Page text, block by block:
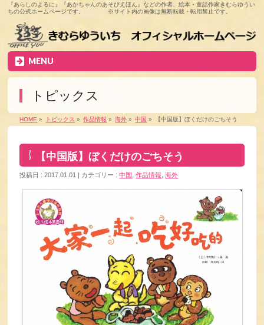
『あらしのよるに』『あかちゃんのあそびえほん』などの作者、絵本・童話作家きむらゆうい
ちの公式ホームページです。 ※サイト内の画像は無断転載・転用禁止です。
MENU
トピックス
HOME » トピックス » 作品情報 » 海外 » 中国 » 【中国版】ぼくだけのごちそう
【中国版】ぼくだけのごちそう
投稿日 : 2017.01.01 カテゴリー :中国 ,作品情報 ,海外